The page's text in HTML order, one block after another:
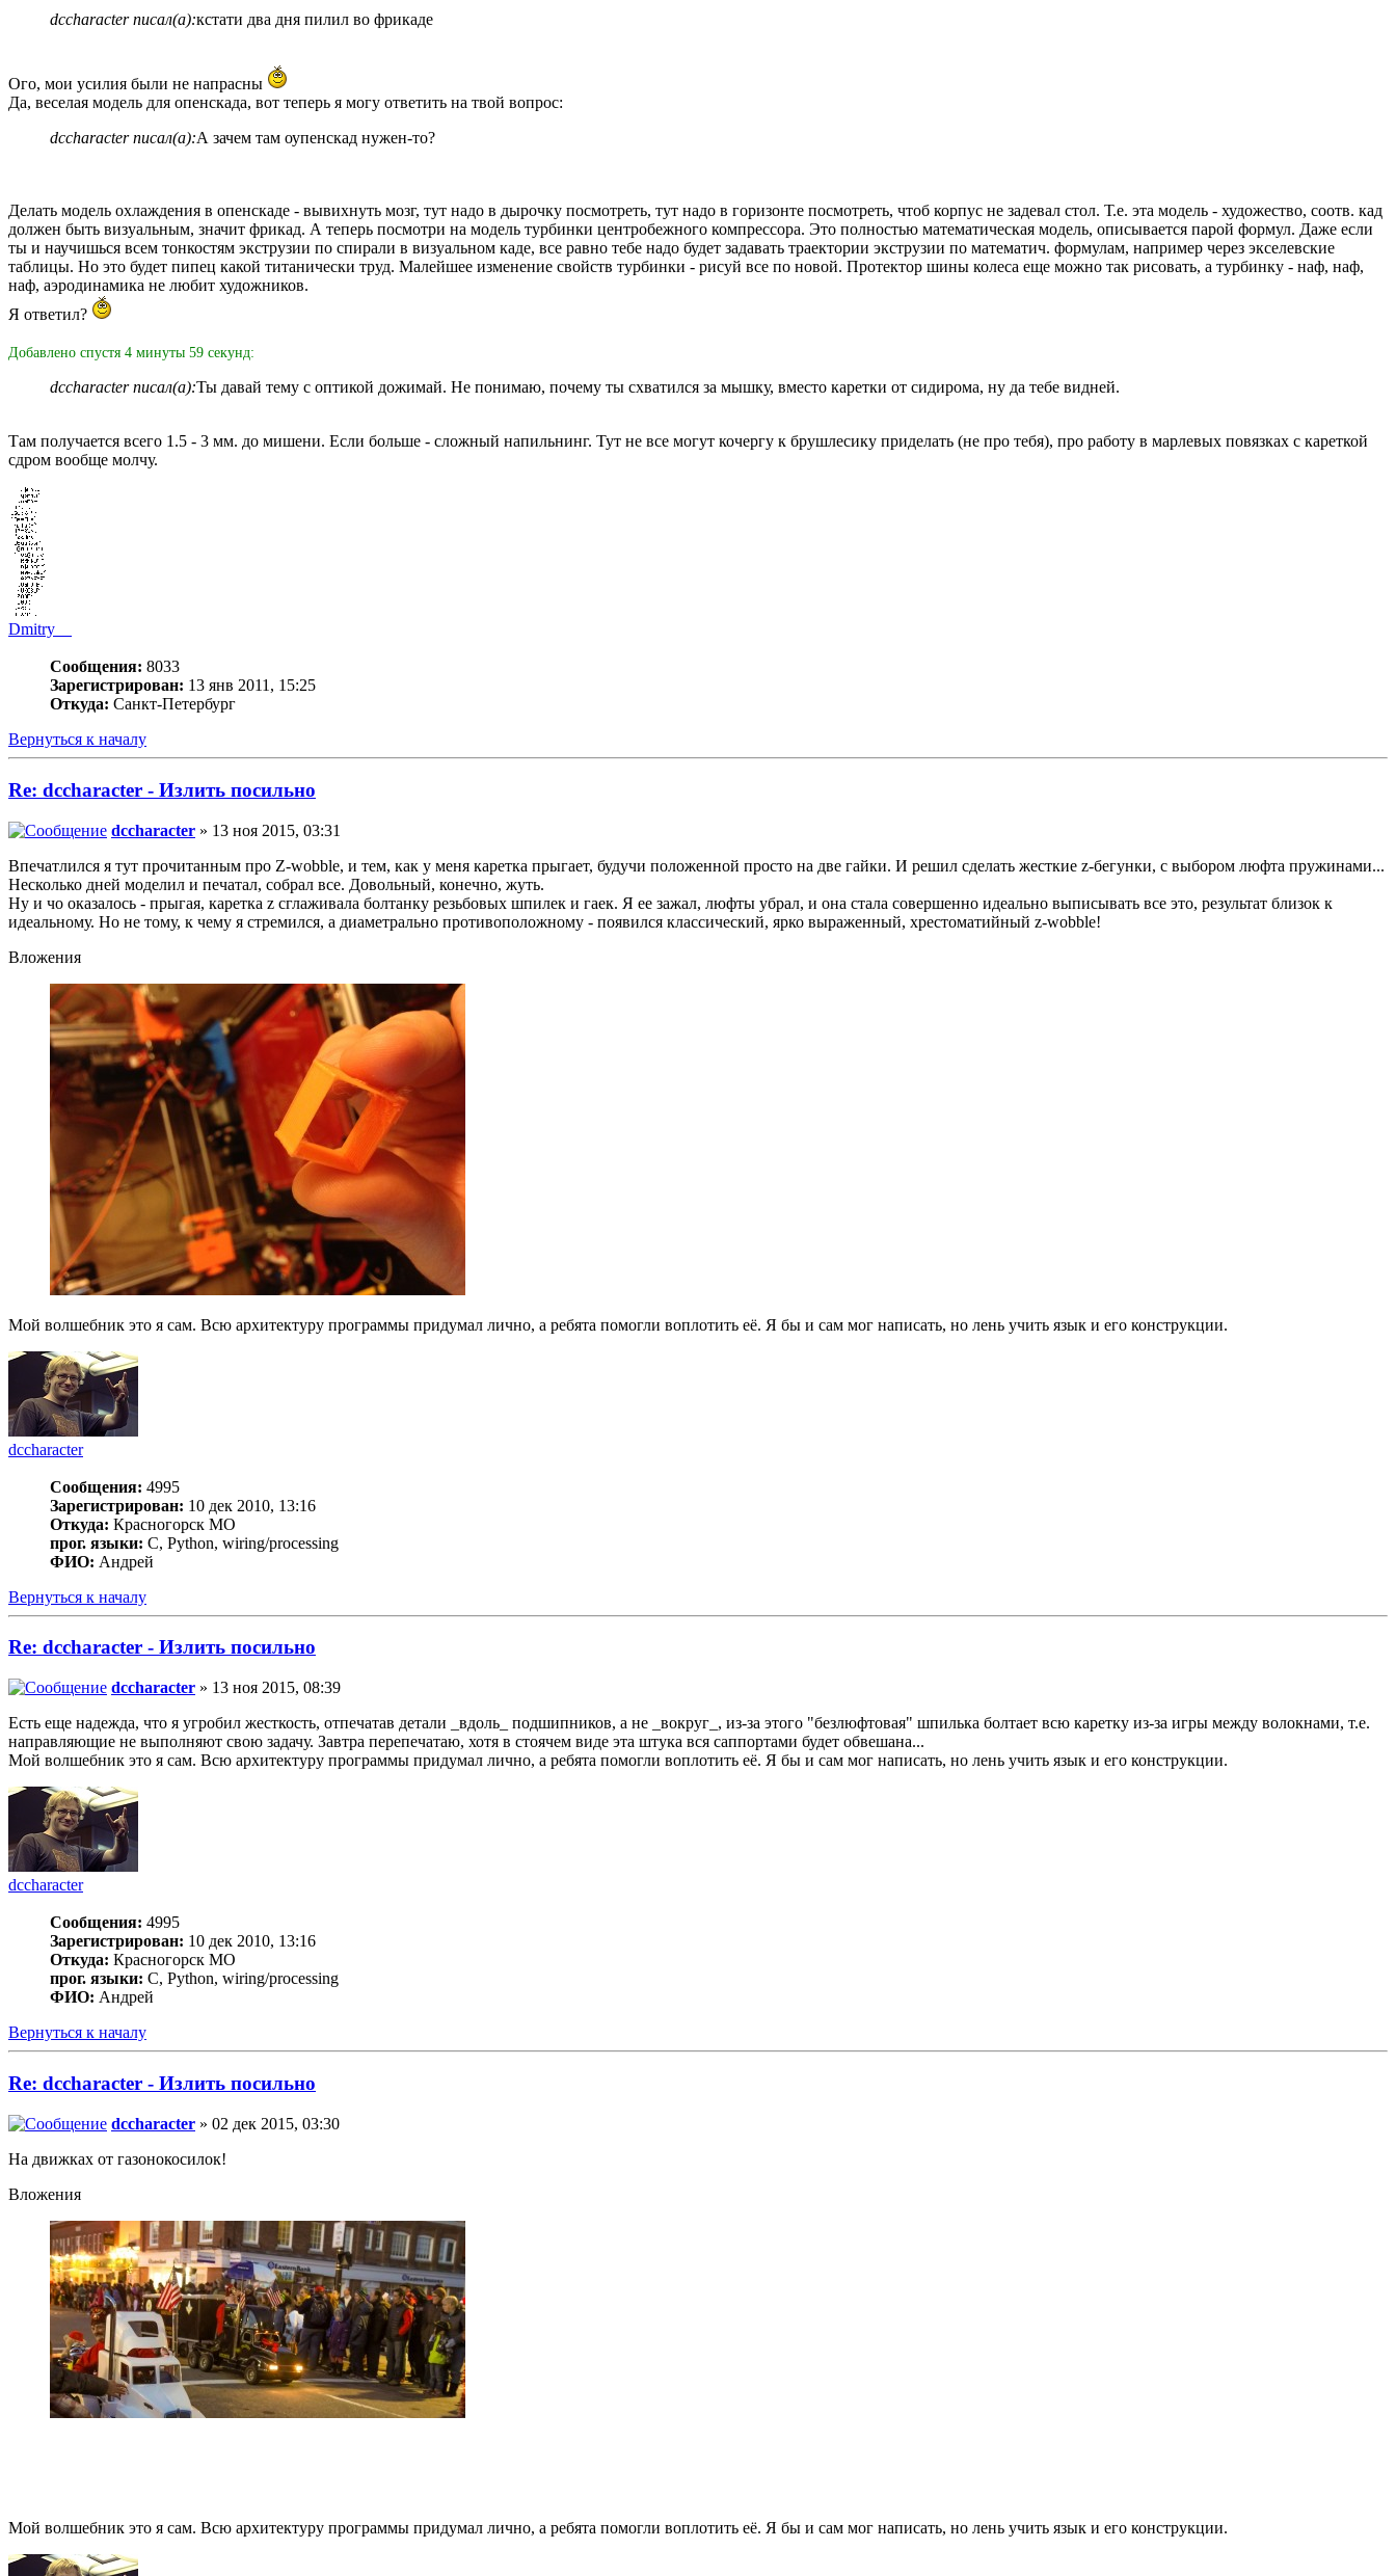
dccharacter писал(а):кстати два дня пилил во фрикаде
Ого, мои усилия были не напрасны
Да, веселая модель для опенскада, вот теперь я могу ответить на твой вопрос:
dccharacter писал(а):А зачем там оупенскад нужен-то?
Делать модель охлаждения в опенскаде - вывихнуть мозг, тут надо в дырочку посмотреть, тут надо в горизонте посмотреть, чтоб корпус не задевал стол. Т.е. эта модель - художество, соотв. кад
должен быть визуальным, значит фрикад. А теперь посмотри на модель турбинки центробежного компрессора. Это полностью математическая модель, описывается парой формул. Даже если
ты и научишься всем тонкостям экструзии по спирали в визуальном каде, все равно тебе надо будет задавать траектории экструзии по математич. формулам, например через экселевские
таблицы. Но это будет пипец какой титанически труд. Малейшее изменение свойств турбинки - рисуй все по новой. Протектор шины колеса еще можно так рисовать, а турбинку - наф, наф,
наф, аэродинамика не любит художников.
Я ответил?
Добавлено спустя 4 минуты 59 секунд:
dccharacter писал(а):Ты давай тему с оптикой дожимай. Не понимаю, почему ты схватился за мышку, вместо каретки от сидирома, ну да тебе видней.
Там получается всего 1.5 - 3 мм. до мишени. Если больше - сложный напильнинг. Тут не все могут кочергу к брушлесику приделать (не про тебя), про работу в марлевых повязках с кареткой
сдром вообще молчу.
Dmitry__
Сообщения: 8033
Зарегистрирован: 13 янв 2011, 15:25
Откуда: Санкт-Петербург
Вернуться к началу
Re: dccharacter - Излить посильно
dccharacter » 13 ноя 2015, 03:31
Впечатлился я тут прочитанным про Z-wobble, и тем, как у меня каретка прыгает, будучи положенной просто на две гайки. И решил сделать жесткие z-бегунки, с выбором люфта пружинами...
Несколько дней моделил и печатал, собрал все. Довольный, конечно, жуть.
Ну и чо оказалось - прыгая, каретка z сглаживала болтанку резьбовых шпилек и гаек. Я ее зажал, люфты убрал, и она стала совершенно идеально выписывать все это, результат близок к
идеальному. Но не тому, к чему я стремился, а диаметрально противоположному - появился классический, ярко выраженный, хрестоматийный z-wobble!
Вложения
Мой волшебник это я сам. Всю архитектуру программы придумал лично, а ребята помогли воплотить её. Я бы и сам мог написать, но лень учить язык и его конструкции.
dccharacter
Сообщения: 4995
Зарегистрирован: 10 дек 2010, 13:16
Откуда: Красногорск МО
прог. языки: C, Python, wiring/processing
ФИО: Андрей
Вернуться к началу
Re: dccharacter - Излить посильно
dccharacter » 13 ноя 2015, 08:39
Есть еще надежда, что я угробил жесткость, отпечатав детали _вдоль_ подшипников, а не _вокруг_, из-за этого "безлюфтовая" шпилька болтает всю каретку из-за игры между волокнами, т.е.
направляющие не выполняют свою задачу. Завтра перепечатаю, хотя в стоячем виде эта штука вся саппортами будет обвешана...
Мой волшебник это я сам. Всю архитектуру программы придумал лично, а ребята помогли воплотить её. Я бы и сам мог написать, но лень учить язык и его конструкции.
dccharacter
Сообщения: 4995
Зарегистрирован: 10 дек 2010, 13:16
Откуда: Красногорск МО
прог. языки: C, Python, wiring/processing
ФИО: Андрей
Вернуться к началу
Re: dccharacter - Излить посильно
dccharacter » 02 дек 2015, 03:30
На движках от газонокосилок!
Вложения
Мой волшебник это я сам. Всю архитектуру программы придумал лично, а ребята помогли воплотить её. Я бы и сам мог написать, но лень учить язык и его конструкции.